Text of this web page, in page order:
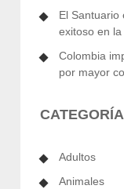
El Santuario
exitoso en
Colombia
por mayor
Adultos
Animales